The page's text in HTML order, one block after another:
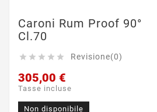
Caroni Rum Proof 90°
Cl.70
     Revisione(0)
305,00 €
Tasse incluse
Non disponibile